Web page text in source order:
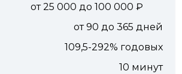
от 25 000 до 100 000
от 90 до 365 дней
109,5-292% годовых
10 минут